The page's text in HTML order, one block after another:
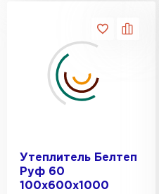
Утеплитель Белтеп
Руф 60
100х600х1000